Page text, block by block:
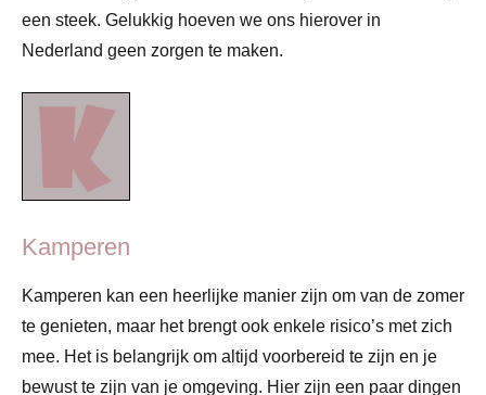
een steek. Gelukkig hoeven we ons hierover in
Nederland geen zorgen te maken.
Kamperen
Kamperen kan een heerlijke manier zijn om van de zomer
te genieten, maar het brengt ook enkele risico’s met zich
mee. Het is belangrijk om altijd voorbereid te zijn en je
bewust te zijn van je omgeving. Hier zijn een paar dingen